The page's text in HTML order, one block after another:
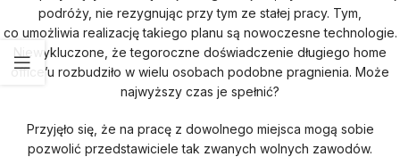
podróży, nie rezygnując przy tym ze stałej pracy. Tym,
co umożliwia realizację takiego planu są nowoczesne technologie.
Niewykluczone, że tegoroczne doświadczenie długiego home
office’u rozbudziło w wielu osobach podobne pragnienia. Może
najwyższy czas je spełnić?
Przyjęło się, że na pracę z dowolnego miejsca mogą sobie
pozwolić przedstawiciele tak zwanych wolnych zawodów.